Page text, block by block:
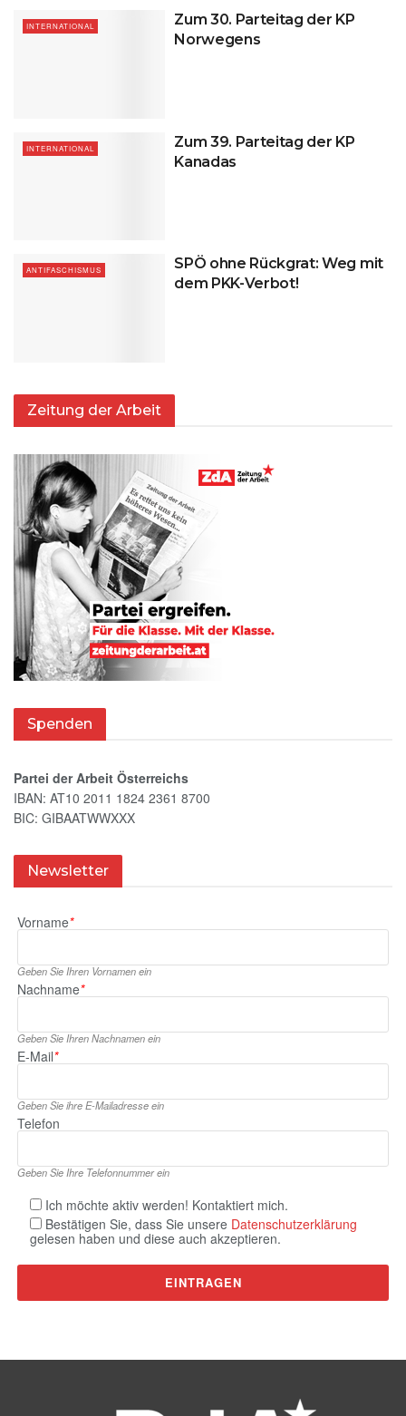
INTERNATIONAL
Zum 30. Parteitag der KP
Norwegens
INTERNATIONAL
Zum 39. Parteitag der KP
Kanadas
ANTIFASCHISMUS
SPÖ ohne Rückgrat: Weg mit
dem PKK-Verbot!
Zeitung der Arbeit
Spenden
Partei der Arbeit Österreichs
IBAN: AT10 2011 1824 2361 8700
BIC: GIBAATWWXXX
Newsletter
Vorname*
Geben Sie Ihren Vornamen ein
Nachname*
Geben Sie Ihren Nachnamen ein
E‑Mail*
Geben Sie ihre E‑Mailadresse ein
Telefon
Geben Sie Ihre Telefonnummer ein
Ich möchte aktiv werden! Kontaktiert mich.
Bestätigen Sie, dass Sie unsere Datenschutzerklärung
gelesen haben und diese auch akzeptieren.